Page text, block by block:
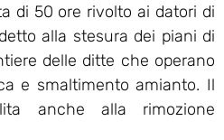
di 50 ore rivolto ai datori di
alla stesura dei piani di
delle ditte che operano
e smaltimento amianto. Il
anche alla rimozione